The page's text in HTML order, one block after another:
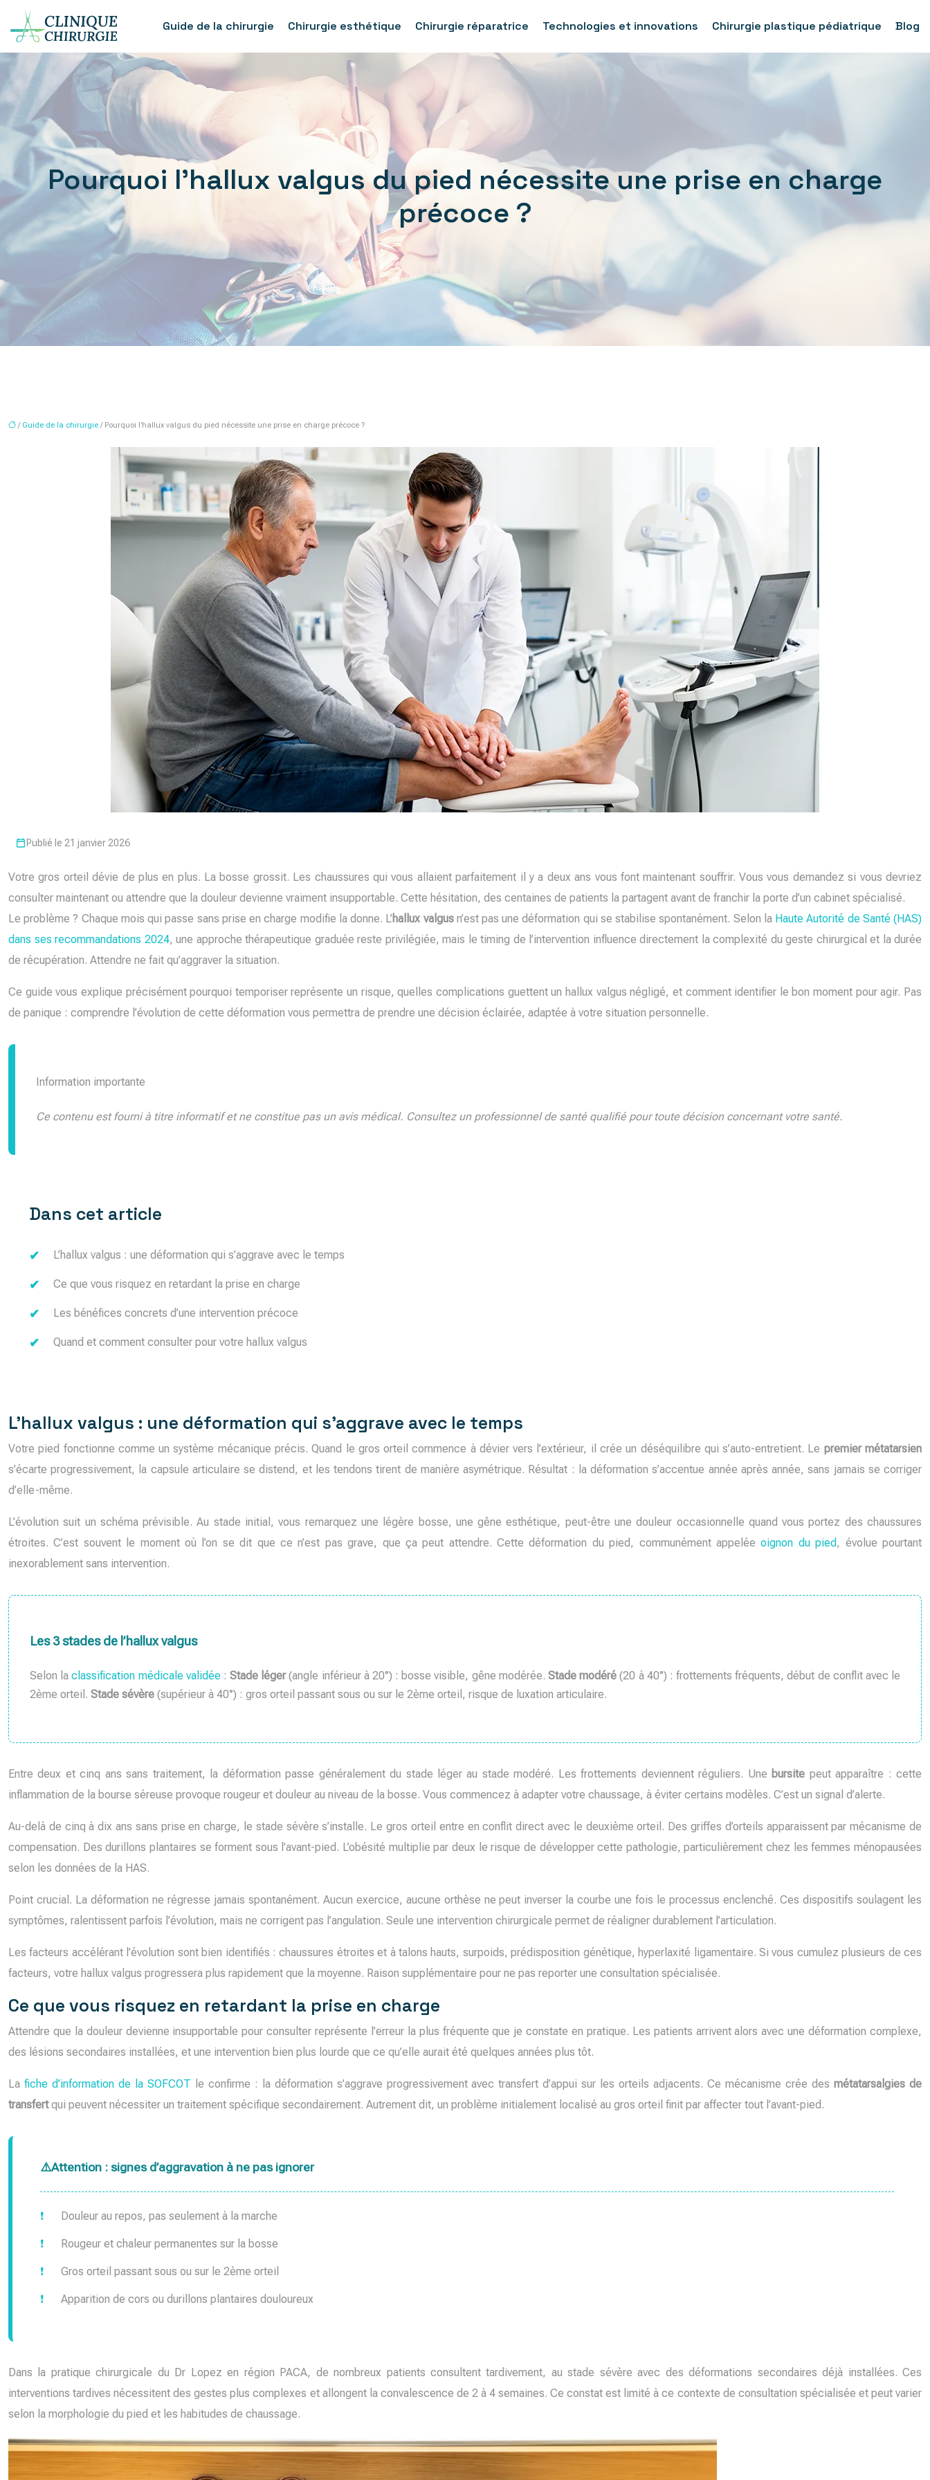
Guide de la chirurgie Chirurgie esthétique Chirurgie réparatrice Technologies et innovations Chirurgie plastique pédiatrique Blog
Pourquoi l’hallux valgus du pied nécessite une prise en charge
précoce ?
/ Guide de la chirurgie / Pourquoi l’hallux valgus du pied nécessite une prise en charge précoce ?
Publié le 21 janvier 2026
Votre gros orteil dévie de plus en plus. La bosse grossit. Les chaussures qui vous allaient parfaitement il y a deux ans vous font maintenant souffrir. Vous vous demandez si vous devriez
consulter maintenant ou attendre que la douleur devienne vraiment insupportable. Cette hésitation, des centaines de patients la partagent avant de franchir la porte d’un cabinet spécialisé.
Le problème ? Chaque mois qui passe sans prise en charge modifie la donne. L’hallux valgusn’est pas une déformation qui se stabilise spontanément. Selon la Haute Autorité de Santé (HAS)
dans ses recommandations 2024, une approche thérapeutique graduée reste privilégiée, mais le timing de l’intervention influence directement la complexité du geste chirurgical et la durée
de récupération. Attendre ne fait qu’aggraver la situation.
Ce guide vous explique précisément pourquoi temporiser représente un risque, quelles complications guettent un hallux valgus négligé, et comment identifier le bon moment pour agir. Pas
de panique : comprendre l’évolution de cette déformation vous permettra de prendre une décision éclairée, adaptée à votre situation personnelle.
Information importante
Ce contenu est fourni à titre informatif et ne constitue pas un avis médical. Consultez un professionnel de santé qualifié pour toute décision concernant votre santé.
Dans cet article
L’hallux valgus : une déformation qui s’aggrave avec le temps
Ce que vous risquez en retardant la prise en charge
Les bénéfices concrets d’une intervention précoce
Quand et comment consulter pour votre hallux valgus
L’hallux valgus : une déformation qui s’aggrave avec le temps
Votre pied fonctionne comme un système mécanique précis. Quand le gros orteil commence à dévier vers l’extérieur, il crée un déséquilibre qui s’auto-entretient. Le premier métatarsien
s’écarte progressivement, la capsule articulaire se distend, et les tendons tirent de manière asymétrique. Résultat : la déformation s’accentue année après année, sans jamais se corriger
d’elle-même.
L’évolution suit un schéma prévisible. Au stade initial, vous remarquez une légère bosse, une gêne esthétique, peut-être une douleur occasionnelle quand vous portez des chaussures
étroites. C’est souvent le moment où l’on se dit que ce n’est pas grave, que ça peut attendre. Cette déformation du pied, communément appeléeoignon du pied, évolue pourtant
inexorablement sans intervention.
Les 3 stades de l’hallux valgus
Selon laclassification médicale validée:Stade léger(angle inférieur à 20°) : bosse visible, gêne modérée. Stade modéré (20 à 40°) : frottements fréquents, début de conflit avec le
2ème orteil. Stade sévère (supérieur à 40°) : gros orteil passant sous ou sur le 2ème orteil, risque de luxation articulaire.
Entre deux et cinq ans sans traitement, la déformation passe généralement du stade léger au stade modéré. Les frottements deviennent réguliers. Une bursite peut apparaître : cette
inflammation de la bourse séreuse provoque rougeur et douleur au niveau de la bosse. Vous commencez à adapter votre chaussage, à éviter certains modèles. C’est un signal d’alerte.
Au-delà de cinq à dix ans sans prise en charge, le stade sévère s’installe. Le gros orteil entre en conflit direct avec le deuxième orteil. Des griffes d’orteils apparaissent par mécanisme de
compensation. Des durillons plantaires se forment sous l’avant-pied. L’obésité multiplie par deux le risque de développer cette pathologie, particulièrement chez les femmes ménopausées
selon les données de la HAS.
Point crucial. La déformation ne régresse jamais spontanément. Aucun exercice, aucune orthèse ne peut inverser la courbe une fois le processus enclenché. Ces dispositifs soulagent les
symptômes, ralentissent parfois l’évolution, mais ne corrigent pas l’angulation. Seule une intervention chirurgicale permet de réaligner durablement l’articulation.
Les facteurs accélérant l’évolution sont bien identifiés : chaussures étroites et à talons hauts, surpoids, prédisposition génétique, hyperlaxité ligamentaire. Si vous cumulez plusieurs de ces
facteurs, votre hallux valgus progressera plus rapidement que la moyenne. Raison supplémentaire pour ne pas reporter une consultation spécialisée.
Ce que vous risquez en retardant la prise en charge
Attendre que la douleur devienne insupportable pour consulter représente l’erreur la plus fréquente que je constate en pratique. Les patients arrivent alors avec une déformation complexe,
des lésions secondaires installées, et une intervention bien plus lourde que ce qu’elle aurait été quelques années plus tôt.
La fiche d’information de la SOFCOT le confirme : la déformation s’aggrave progressivement avec transfert d’appui sur les orteils adjacents. Ce mécanisme crée desmétatarsalgies de
transfertqui peuvent nécessiter un traitement spécifique secondairement. Autrement dit, un problème initialement localisé au gros orteil finit par affecter tout l’avant-pied.
Attention : signes d’aggravation à ne pas ignorer
Douleur au repos, pas seulement à la marche
Rougeur et chaleur permanentes sur la bosse
Gros orteil passant sous ou sur le 2ème orteil
Apparition de cors ou durillons plantaires douloureux
Dans la pratique chirurgicale du Dr Lopez en région PACA, de nombreux patients consultent tardivement, au stade sévère avec des déformations secondaires déjà installées. Ces
interventions tardives nécessitent des gestes plus complexes et allongent la convalescence de 2 à 4 semaines. Ce constat est limité à ce contexte de consultation spécialisée et peut varier
selon la morphologie du pied et les habitudes de chaussage.